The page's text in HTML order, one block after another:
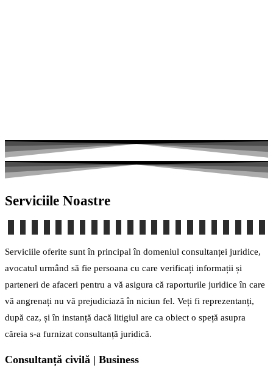
Serviciile Noastre
Serviciile oferite sunt în principal în domeniul consultanței juridice,
avocatul urmând să fie persoana cu care verificați informații și
parteneri de afaceri pentru a vă asigura că raporturile juridice în care
vă angrenați nu vă prejudiciază în niciun fel. Veți fi reprezentanți,
după caz, și în instanță dacă litigiul are ca obiect o speță asupra
căreia s-a furnizat consultanță juridică.
Consultanță civilă | Business